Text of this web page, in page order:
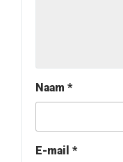
Naam *
E-mail *